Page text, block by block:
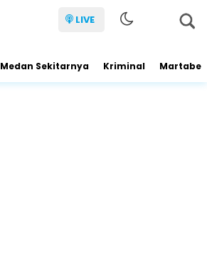
LIVE
Medan Sekitarnya Kriminal Martabe